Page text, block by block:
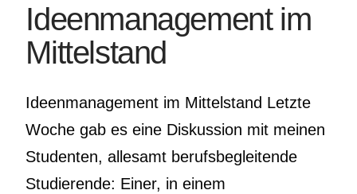
Ideenmanagement im
Mittelstand
Ideenmanagement im Mittelstand Letzte
Woche gab es eine Diskussion mit meinen
Studenten, allesamt berufsbegleitende
Studierende: Einer, in einem